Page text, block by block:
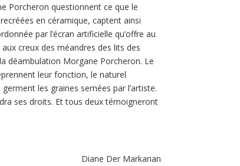
Porcheron questionnent ce que le
en céramique, captent ainsi
par l’écran artificielle qu’offre au
creux des méandres des lits des
déambulation Morgane Porcheron. Le
leur fonction, le naturel
les graines semées par l’artiste.
ses droits. Et tous deux témoigneront
Diane Der Markarian